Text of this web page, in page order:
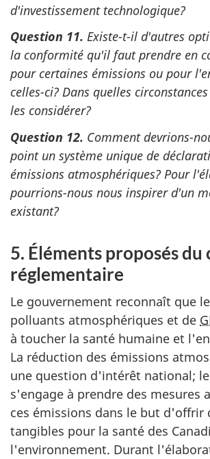
d'investissement technologique?
Question 11. Existe-t-il d'autres
la conformité qu'il faut prendre en
pour certaines émissions ou pour
celles-ci? Dans quelles
les considérer?
Question 12. Comment devrions-
point un système unique de
émissions atmosphériques? Pour
pourrions-nous nous inspirer d'un
existant?
5. Éléments proposés du
réglementaire
Le gouvernement reconnaît que
polluants atmosphériques et de
à toucher la santé humaine et
La réduction des émissions
une question d'intérêt national; le
s'engage à prendre des mesures
ces émissions dans le but d'offrir
tangibles pour la santé des
l'environnement. Durant